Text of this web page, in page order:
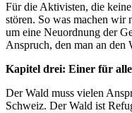
Für die Aktivisten, die
stören. So was machen wir
um eine Neuordnung der
Anspruch, den man an den
Kapitel drei: Einer für alle
Der Wald muss vielen
Schweiz. Der Wald ist